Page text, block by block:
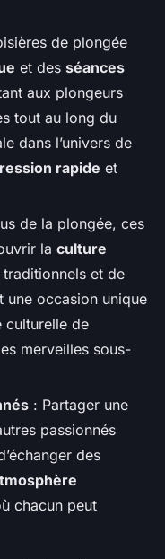
de plongée
et des séances
aux plongeurs
tout au long du
dans l’univers de
rapide et
de la plongée, ces
la culture
et de
une occasion unique
culturelle de
merveilles sous-
: Partager une
passionnés
des
chacun peut